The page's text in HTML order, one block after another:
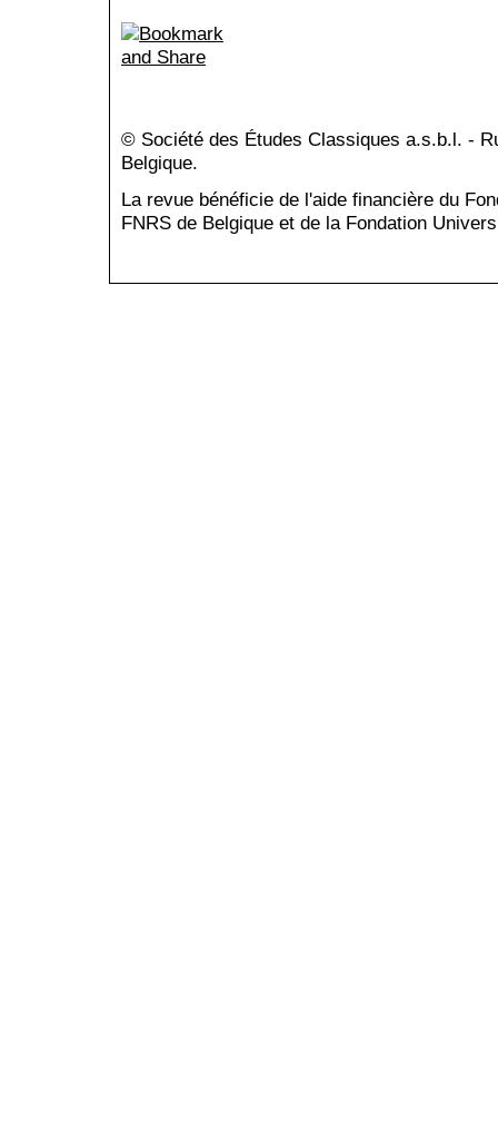
© Société des Études Classiques a.s.b.l. -
Belgique.
La revue bénéficie de l'aide financière du
FNRS de Belgique et de la Fondation